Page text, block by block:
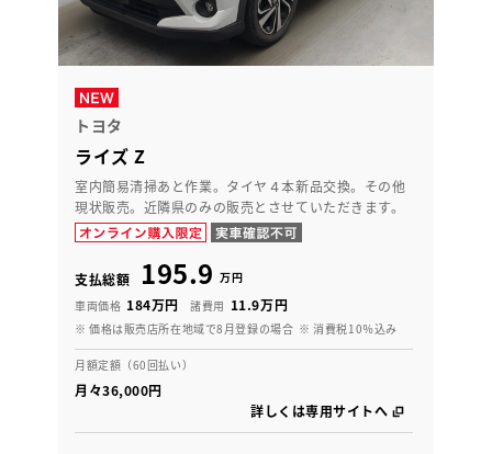
トヨタ
ライズ Z
室内簡易清掃あと作業。タイヤ４本新品交換。その他
現状販売。近隣県のみの販売とさせていただきます。
支払総額 195.9 万円
車両価格 184万円 諸費用 11.9万円
※ 価格は販売店所在地域で8月登録の場合 ※ 消費税10％込み
月額定額（60回払い）
月々36,000円
詳しくは専用サイトへ